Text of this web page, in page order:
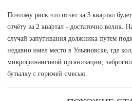
Поэтому риск что отчёт за 3 квартал
отчёту за 2 квартал - достаточно велик.
случай запугивания должника путем
недавно имел место в Ульяновске, где
микрофинансовой организации,
бутылку с горючей смесью.